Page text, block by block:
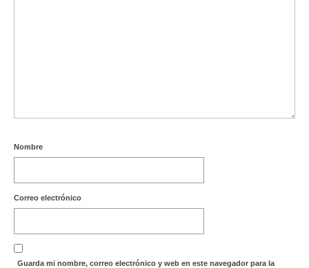
Nombre
Correo electrónico
Guarda mi nombre, correo electrónico y web en este navegador para la